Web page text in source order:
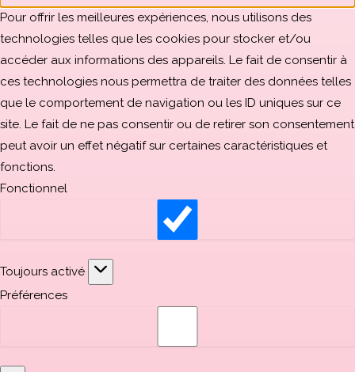
Pour offrir les meilleures expériences, nous utilisons des
technologies telles que les cookies pour stocker et/ou
accéder aux informations des appareils. Le fait de consentir à
ces technologies nous permettra de traiter des données telles
que le comportement de navigation ou les ID uniques sur ce
site. Le fait de ne pas consentir ou de retirer son consentement
peut avoir un effet négatif sur certaines caractéristiques et
fonctions.
Fonctionnel
Toujours activé
Préférences